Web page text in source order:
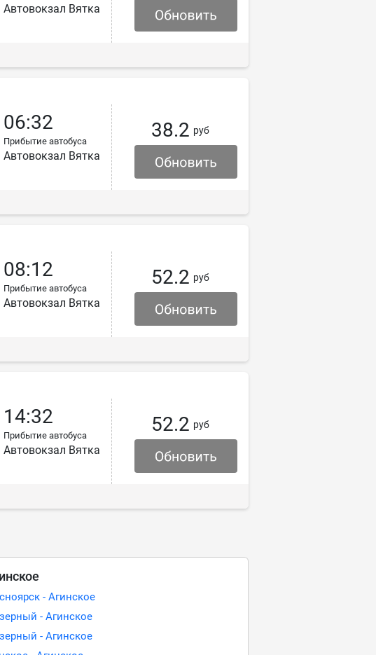
Автовокзал Вятка
06:32
Прибытие автобуса
Автовокзал Вятка
38.2 руб
08:12
Прибытие автобуса
Автовокзал Вятка
52.2 руб
14:32
Прибытие автобуса
Автовокзал Вятка
52.2 руб
- Агинское
- Агинское
- Агинское